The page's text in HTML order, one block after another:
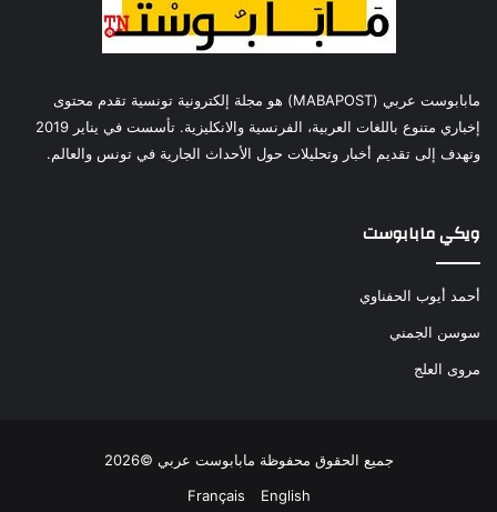
مابابوست عربي (MABAPOST) هو مجلة إلكترونية تونسية تقدم محتوى
إخباري متنوع باللغات العربية، الفرنسية والانكليزية. تأسست في يناير 2019
وتهدف إلى تقديم أخبار وتحليلات حول الأحداث الجارية في تونس والعالم.
ويكي مابابوست
أحمد أيوب الحفناوي
سوسن الجمني
مروى العلج
جميع الحقوق محفوظة مابابوست عربي ©2026
English
Français